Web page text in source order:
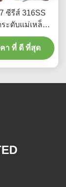
ซีรีส์ 316SS
ะดับแม่เหล็ก
นการกัดกร่อน
ต้องตาบอด
า ที่ ดี ที่สุด